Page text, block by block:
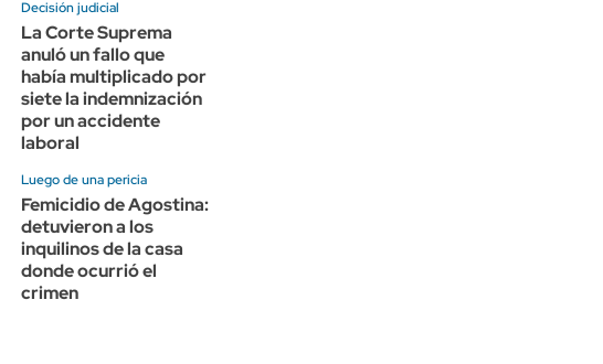
Decisión judicial
La Corte Suprema
anuló un fallo que
había multiplicado por
siete la indemnización
por un accidente
laboral
Luego de una pericia
Femicidio de Agostina:
detuvieron a los
inquilinos de la casa
donde ocurrió el
crimen